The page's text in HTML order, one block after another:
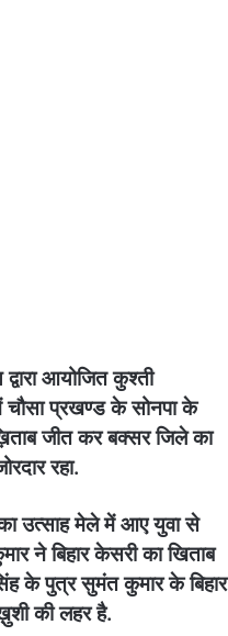
आयोजित कुश्ती
चौसा प्रखण्ड के सोनपा के
जीत कर बक्सर जिले का
रहा.
उत्साह मेले में आए युवा से
ने बिहार केसरी का खिताब
के पुत्र सुमंत कुमार के बिहार
की लहर है.